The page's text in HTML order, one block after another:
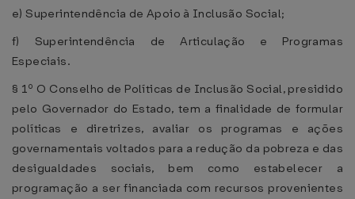
e) Superintendência de Apoio à Inclusão Social;
f) Superintendência de Articulação e Programas
Especiais.
§ 1º O Conselho de Políticas de Inclusão Social, presidido
pelo Governador do Estado, tem a finalidade de formular
políticas e diretrizes, avaliar os programas e ações
governamentais voltados para a redução da pobreza e das
desigualdades sociais, bem como estabelecer a
programação a ser financiada com recursos provenientes